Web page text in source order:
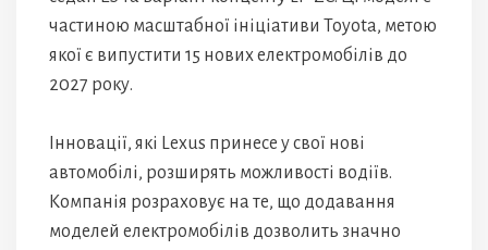
частиною масштабної ініціативи Toyota, метою
якої є випустити 15 нових електромобілів до
2027 року.
Інновації, які Lexus принесе у свої нові
автомобілі, розширять можливості водіїв.
Компанія розраховує на те, що додавання
моделей електромобілів дозволить значно